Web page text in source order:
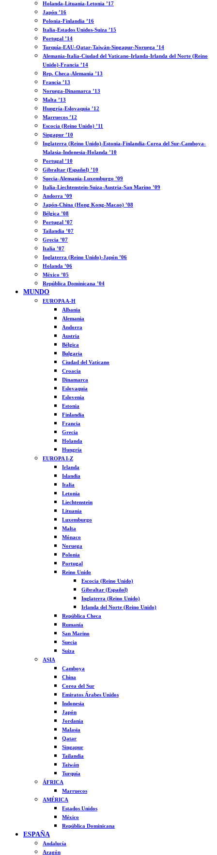
Holanda-Lituania-Letonia ’17
Japón ’16
Polonia-Finlandia ’16
Italia-Estados Unidos-Suiza ’15
Portugal ’14
Turquía-EAU-Qatar-Taiwán-Singapur-Noruega ’14
Alemania-Italia-Ciudad del Vaticano-Irlanda-Irlanda del Norte (Reino
Unido)-Francia ’14
Rep. Checa-Alemania ’13
Francia ’13
Noruega-Dinamarca ’13
Malta ’13
Hungría-Eslovaquia ’12
Marruecos ’12
Escocia (Reino Unido) ’11
Singapur ’10
Inglaterra (Reino Unido)-Estonia-Finlandia-Corea del Sur-Camboya-
Malasia-Indonesia-Holanda ’10
Portugal ’10
Gibraltar (Español) ’10
Suecia-Alemania-Luxemburgo ’09
Italia-Liechtenstein-Suiza-Austria-San Marino ’09
Andorra ’09
Japón-China (Hong Kong-Macao) ’08
Bélgica ’08
Portugal ’07
Tailandia ’07
Grecia ’07
Italia ’07
Inglaterra (Reino Unido)-Japón ’06
Holanda ’06
México ’05
República Dominicana ’04
MUNDO
EUROPA A-H
Albania
Alemania
Andorra
Austria
Bélgica
Bulgaria
Ciudad del Vaticano
Croacia
Dinamarca
Eslovaquia
Eslovenia
Estonia
Finlandia
Francia
Grecia
Holanda
Hungría
EUROPA I-Z
Irlanda
Islandia
Italia
Letonia
Liechtenstein
Lituania
Luxemburgo
Malta
Mónaco
Noruega
Polonia
Portugal
Reino Unido
Escocia (Reino Unido)
Gibraltar (Español)
Inglaterra (Reino Unido)
Irlanda del Norte (Reino Unido)
República Checa
Rumanía
San Marino
Suecia
Suiza
ASIA
Camboya
China
Corea del Sur
Emiratos Árabes Unidos
Indonesia
Japón
Jordania
Malasia
Qatar
Singapur
Tailandia
Taiwán
Turquía
ÁFRICA
Marruecos
AMÉRICA
Estados Unidos
México
República Dominicana
ESPAÑA
Andalucía
Aragón